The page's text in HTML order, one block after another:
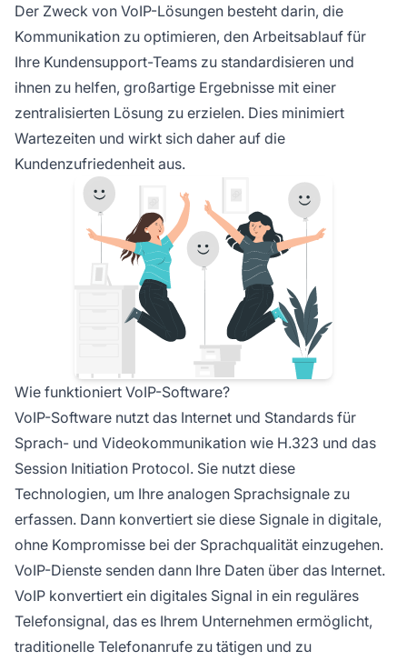
Der Zweck von VoIP-Lösungen besteht darin, die
Kommunikation zu optimieren, den Arbeitsablauf für
Ihre Kundensupport-Teams zu standardisieren und
ihnen zu helfen, großartige Ergebnisse mit einer
zentralisierten Lösung zu erzielen. Dies minimiert
Wartezeiten und wirkt sich daher auf die
Kundenzufriedenheit aus.
Wie funktioniert VoIP-Software?
VoIP-Software nutzt das Internet und Standards für
Sprach- und Videokommunikation wie H.323 und das
Session Initiation Protocol. Sie nutzt diese
Technologien, um Ihre analogen Sprachsignale zu
erfassen. Dann konvertiert sie diese Signale in digitale,
ohne Kompromisse bei der Sprachqualität einzugehen.
VoIP-Dienste senden dann Ihre Daten über das Internet.
VoIP konvertiert ein digitales Signal in ein reguläres
Telefonsignal, das es Ihrem Unternehmen ermöglicht,
traditionelle Telefonanrufe zu tätigen und zu